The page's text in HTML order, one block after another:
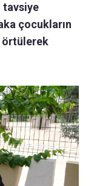
tavsiye
çocukların
örtülerek